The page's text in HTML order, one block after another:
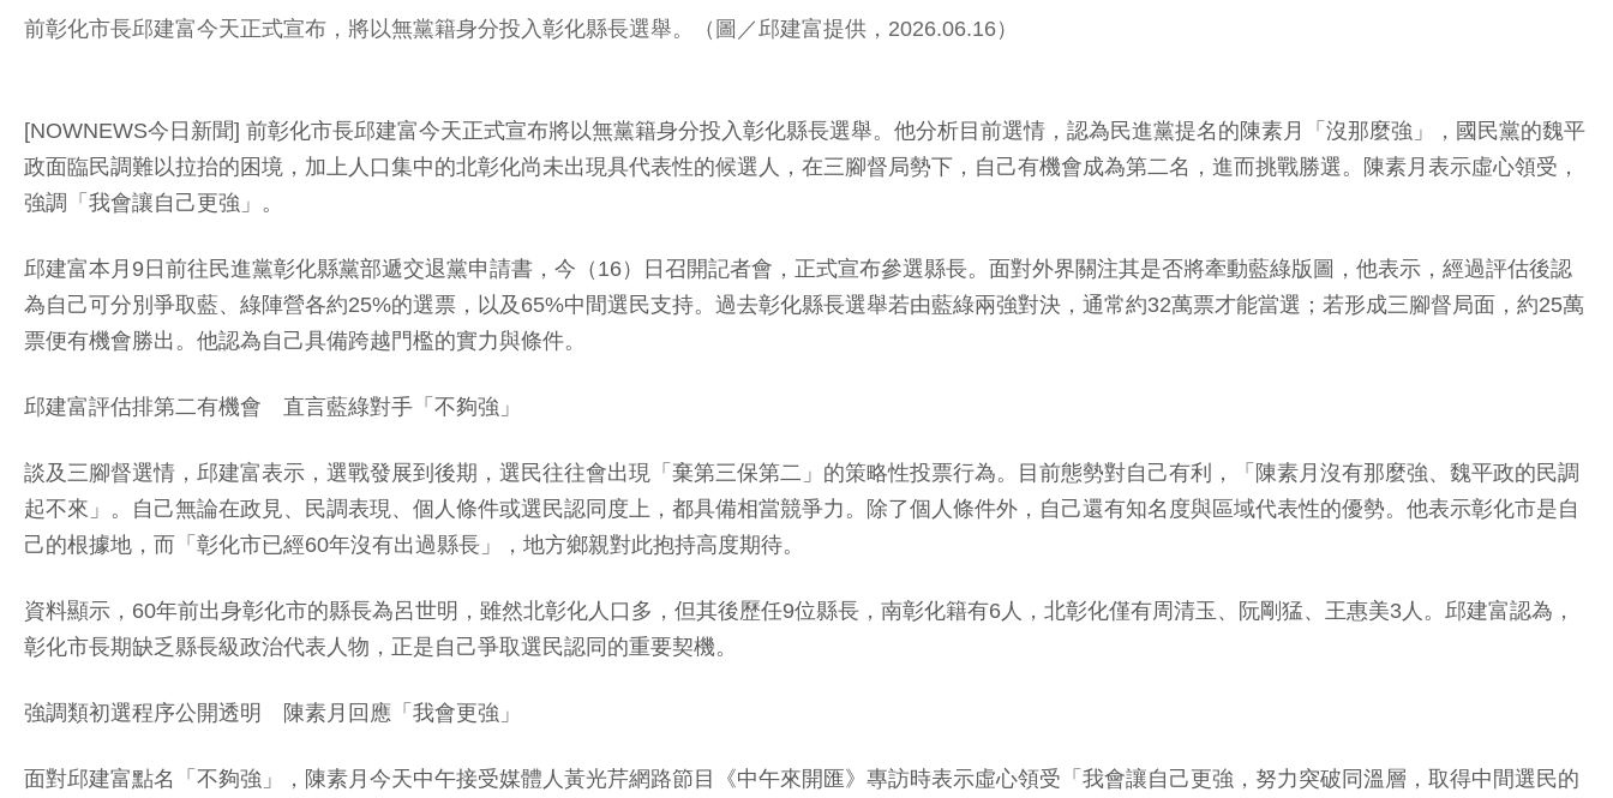
前彰化市長邱建富今天正式宣布，將以無黨籍身分投入彰化縣長選舉。（圖／邱建富提供，2026.06.16）
[NOWNEWS今日新聞] 前彰化市長邱建富今天正式宣布將以無黨籍身分投入彰化縣長選舉。他分析目前選情，認為民進黨提名的陳素月「沒那麼強」，國民黨的魏平
政面臨民調難以拉抬的困境，加上人口集中的北彰化尚未出現具代表性的候選人，在三腳督局勢下，自己有機會成為第二名，進而挑戰勝選。陳素月表示虛心領受，
強調「我會讓自己更強」。
邱建富本月9日前往民進黨彰化縣黨部遞交退黨申請書，今（16）日召開記者會，正式宣布參選縣長。面對外界關注其是否將牽動藍綠版圖，他表示，經過評估後認
為自己可分別爭取藍、綠陣營各約25%的選票，以及65%中間選民支持。過去彰化縣長選舉若由藍綠兩強對決，通常約32萬票才能當選；若形成三腳督局面，約25萬
票便有機會勝出。他認為自己具備跨越門檻的實力與條件。
邱建富評估排第二有機會 直言藍綠對手「不夠強」
談及三腳督選情，邱建富表示，選戰發展到後期，選民往往會出現「棄第三保第二」的策略性投票行為。目前態勢對自己有利，「陳素月沒有那麼強、魏平政的民調
起不來」。自己無論在政見、民調表現、個人條件或選民認同度上，都具備相當競爭力。除了個人條件外，自己還有知名度與區域代表性的優勢。他表示彰化市是自
己的根據地，而「彰化市已經60年沒有出過縣長」，地方鄉親對此抱持高度期待。
資料顯示，60年前出身彰化市的縣長為呂世明，雖然北彰化人口多，但其後歷任9位縣長，南彰化籍有6人，北彰化僅有周清玉、阮剛猛、王惠美3人。邱建富認為，
彰化市長期缺乏縣長級政治代表人物，正是自己爭取選民認同的重要契機。
強調類初選程序公開透明 陳素月回應「我會更強」
面對邱建富點名「不夠強」，陳素月今天中午接受媒體人黃光芹網路節目《中午來開匯》專訪時表示虛心領受「我會讓自己更強，努力突破同溫層，取得中間選民的